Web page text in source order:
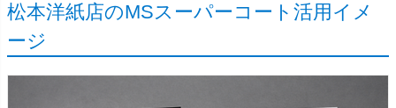
松本洋紙店のMSスーパーコート活用イメ
ージ